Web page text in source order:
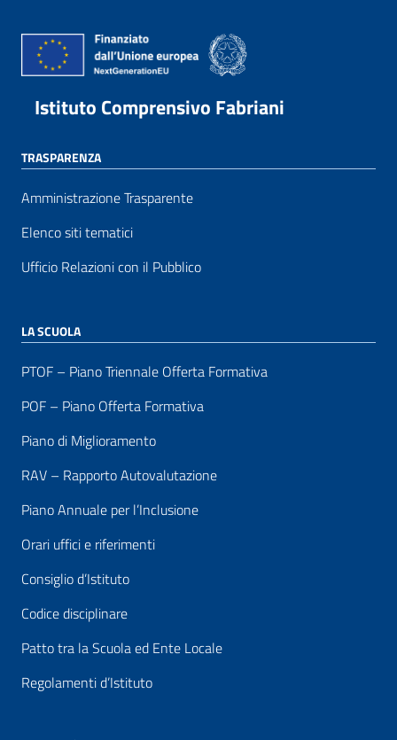
Istituto Comprensivo Fabriani
TRASPARENZA
Amministrazione Trasparente
Elenco siti tematici
Ufficio Relazioni con il Pubblico
LA SCUOLA
PTOF – Piano Triennale Offerta Formativa
POF – Piano Offerta Formativa
Piano di Miglioramento
RAV – Rapporto Autovalutazione
Piano Annuale per l’Inclusione
Orari uffici e riferimenti
Consiglio d’Istituto
Codice disciplinare
Patto tra la Scuola ed Ente Locale
Regolamenti d’Istituto